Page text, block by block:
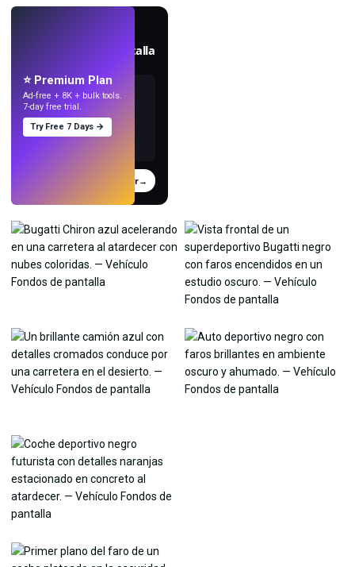
Crea fondos de pantalla
Probar→
⭐ Premium Plan
Ad-free + 8K + bulk tools.
7-day free trial.
Try Free 7 Days →